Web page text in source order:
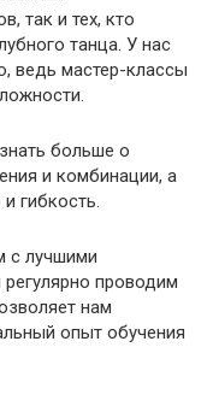
так и тех, кто
танца. У нас
ведь мастер-классы
больше о
и комбинации, а
гибкость.
с лучшими
проводим
нам
опыт обучения